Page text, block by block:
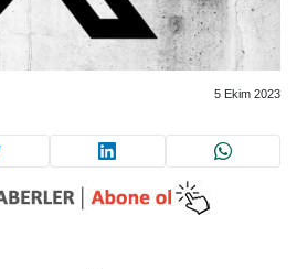
5 Ekim 2023